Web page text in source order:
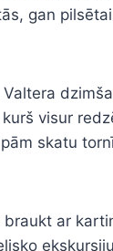
gan
visur
skatu
ar